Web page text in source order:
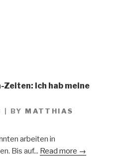
Zeiten: Ich hab meine
BY MATTHIAS
arbeiten in
Bis auf... Read more →